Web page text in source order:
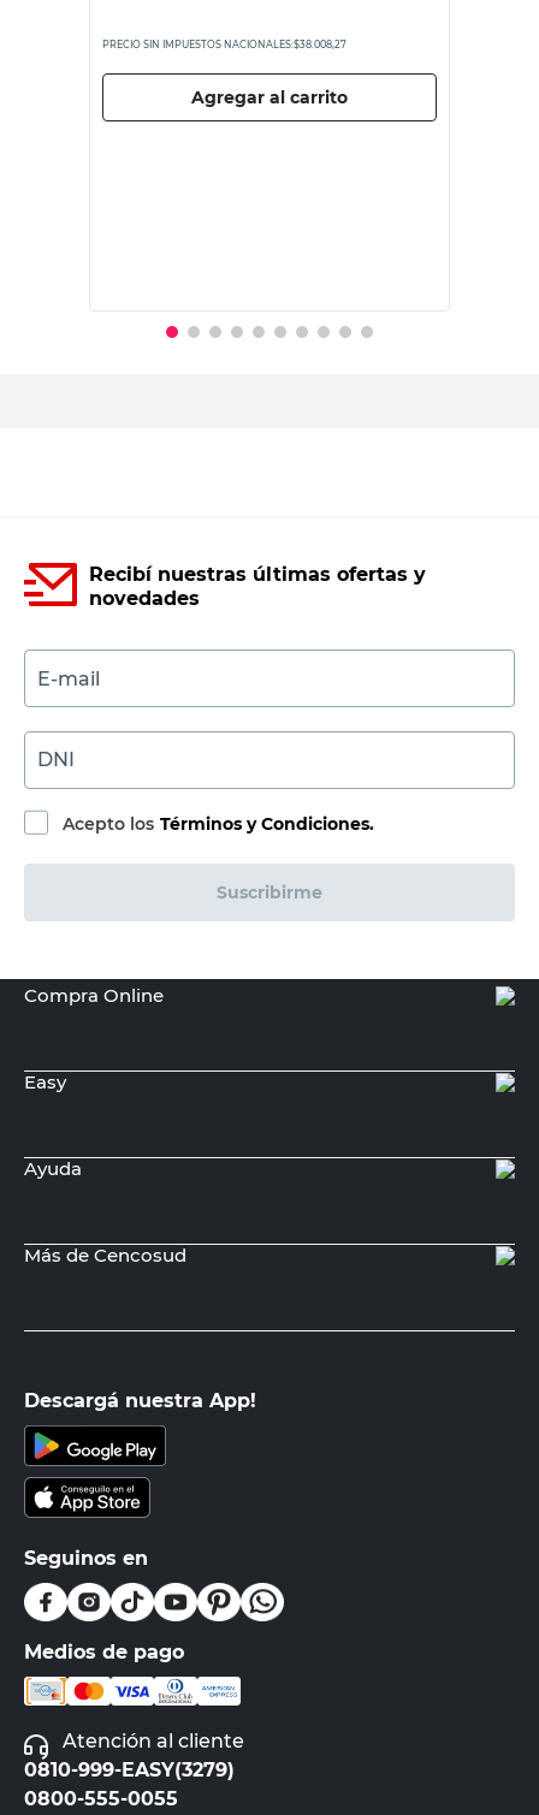
PRECIO SIN IMPUESTOS NACIONALES:$38.008,27
Agregar al carrito
Recibí nuestras últimas ofertas y
novedades
E-mail
DNI
Acepto los Términos y Condiciones.
Suscribirme
Compra Online
Easy
Ayuda
Más de Cencosud
Descargá nuestra App!
Seguinos en
Medios de pago
Atención al cliente
0810-999-EASY(3279)
0800-555-0055